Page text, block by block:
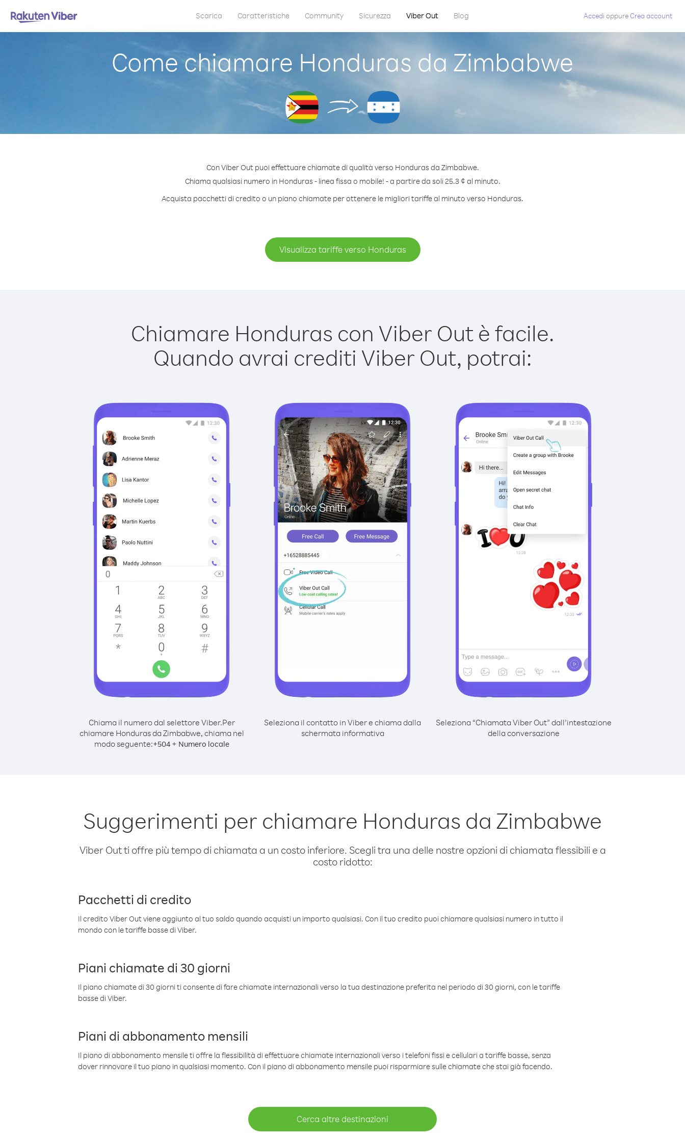
Scarica Caratteristiche Community Sicurezza Viber Out Blog Accedi oppureCrea account
Come chiamare Honduras da Zimbabwe
Con Viber Out puoi effettuare chiamate di qualità verso Honduras da Zimbabwe.
Chiama qualsiasi numero in Honduras - linea fissa o mobile! - a partire da soli 25.3 ¢ al minuto.
Acquista pacchetti di credito o un piano chiamate per ottenere le migliori tariffe al minuto verso Honduras.
Visualizza tariffe verso Honduras
Chiamare Honduras con Viber Out è facile.
Quando avrai crediti Viber Out, potrai:
Chiama il numero dal selettore Viber.Per
chiamare Honduras da Zimbabwe, chiama nel
modo seguente:+504+ Numero locale
Seleziona il contatto in Viber e chiama dalla
schermata informativa
Seleziona “Chiamata Viber Out” dall’intestazione
della conversazione
Suggerimenti per chiamare Honduras da Zimbabwe
Viber Out ti offre più tempo di chiamata a un costo inferiore. Scegli tra una delle nostre opzioni di chiamata flessibili e a
costo ridotto:
Pacchetti di credito
Il credito Viber Out viene aggiunto al tuo saldo quando acquisti un importo qualsiasi. Con il tuo credito puoi chiamare qualsiasi numero in tutto il
mondo con le tariffe basse di Viber.
Piani chiamate di 30 giorni
Il piano chiamate di 30 giorni ti consente di fare chiamate internazionali verso la tua destinazione preferita nel periodo di 30 giorni, con le tariffe
basse di Viber.
Piani di abbonamento mensili
Il piano di abbonamento mensile ti offre la flessibilità di effettuare chiamate internazionali verso i telefoni fissi e cellulari a tariffe basse, senza
dover rinnovare il tuo piano in qualsiasi momento. Con il piano di abbonamento mensile puoi risparmiare sulle chiamate che stai già facendo.
Cerca altre destinazioni